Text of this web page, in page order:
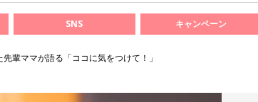
SNS キャンペーン
輩ママが語る「ココに気をつけて！」